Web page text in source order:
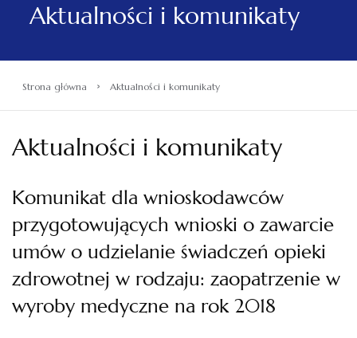
Aktualności i komunikaty
Strona główna › Aktualności i komunikaty
Aktualności i komunikaty
Komunikat dla wnioskodawców
przygotowujących wnioski o zawarcie
umów o udzielanie świadczeń opieki
zdrowotnej w rodzaju: zaopatrzenie w
wyroby medyczne na rok 2018